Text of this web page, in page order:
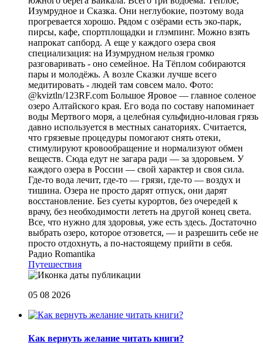
Изумрудное и Сказка. Они неглубокие, поэтому вода
прогревается хорошо. Рядом с озёрами есть эко-парк,
пирсы, кафе, спортплощадки и глэмпинг. Можно взять
напрокат сапборд. А еще у каждого озера своя
специализация: на Изумрудном нельзя громко
разговаривать - оно семейное. На Тёплом собираются
пары и молодёжь. А возле Сказки лучше всего
медитировать - людей там совсем мало. Фото:
@kviztln/123RF.com Большое Яровое — главное соленое
озеро Алтайского края. Его вода по составу напоминает
воды Мертвого моря, а целебная сульфидно-иловая грязь
давно используется в местных санаториях. Считается,
что грязевые процедуры помогают снять отеки,
стимулируют кровообращение и нормализуют обмен
веществ. Сюда едут не загара ради — за здоровьем. У
каждого озера в России — свой характер и своя сила.
Где-то вода лечит, где-то — грязи, где-то — воздух и
тишина. Озера не просто дарят отпуск, они дарят
восстановление. Без суеты курортов, без очередей к
врачу, без необходимости лететь на другой конец света.
Все, что нужно для здоровья, уже есть здесь. Достаточно
выбрать озеро, которое отзовется, — и разрешить себе не
просто отдохнуть, а по-настоящему прийти в себя.
Радио Romantika
Путешествия
05 08 2026
Как вернуть желание читать книги?